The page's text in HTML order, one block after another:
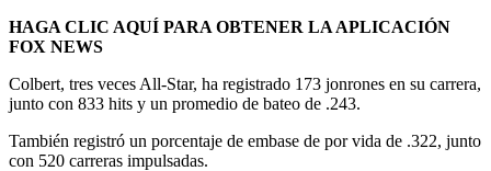
HAGA CLIC AQUÍ PARA OBTENER LA APLICACIÓN
FOX NEWS
Colbert, tres veces All-Star, ha registrado 173 jonrones en su carrera,
junto con 833 hits y un promedio de bateo de .243.
También registró un porcentaje de embase de por vida de .322, junto
con 520 carreras impulsadas.